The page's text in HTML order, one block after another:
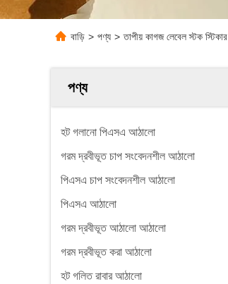
বাড়ি > পণ্য > তাপীয় কাগজ লেবেল স্টক
পণ্য
হট গলানো পিএসএ আঠালো
গরম দ্রবীভূত চাপ সংবেদনশীল আঠালো
পিএসএ চাপ সংবেদনশীল আঠালো
পিএসএ আঠালো
গরম দ্রবীভূত আঠালো আঠালো
গরম দ্রবীভূত করা আঠালো
হট গলিত রাবার আঠালো